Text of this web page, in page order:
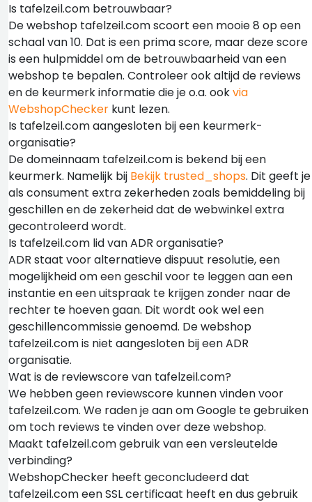
Is tafelzeil.com betrouwbaar?
De webshop tafelzeil.com scoort een mooie 8 op een
schaal van 10. Dat is een prima score, maar deze score
is een hulpmiddel om de betrouwbaarheid van een
webshop te bepalen. Controleer ook altijd de reviews
en de keurmerk informatie die je o.a. ookvia
WebshopChecker kunt lezen.
Is tafelzeil.com aangesloten bij een keurmerk-
organisatie?
De domeinnaam tafelzeil.com is bekend bij een
keurmerk. Namelijk bij Bekijk trusted_shops. Dit geeft je
als consument extra zekerheden zoals bemiddeling bij
geschillen en de zekerheid dat de webwinkel extra
gecontroleerd wordt.
Is tafelzeil.com lid van ADR organisatie?
ADR staat voor alternatieve dispuut resolutie, een
mogelijkheid om een geschil voor te leggen aan een
instantie en een uitspraak te krijgen zonder naar de
rechter te hoeven gaan. Dit wordt ook wel een
geschillencommissie genoemd. De webshop
tafelzeil.com is niet aangesloten bij een ADR
organisatie.
Wat is de reviewscore van tafelzeil.com?
We hebben geen reviewscore kunnen vinden voor
tafelzeil.com. We raden je aan om Google te gebruiken
om toch reviews te vinden over deze webshop.
Maakt tafelzeil.com gebruik van een versleutelde
verbinding?
WebshopChecker heeft geconcludeerd dat
tafelzeil.com een SSL certificaat heeft en dus gebruik